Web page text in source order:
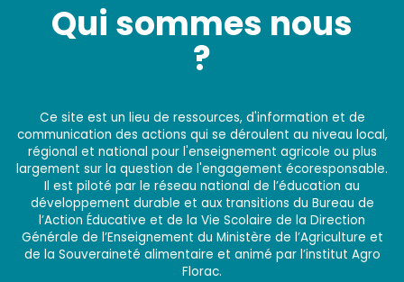
Qui sommes nous
?
Ce site est un lieu de ressources, d'information et de
communication des actions qui se déroulent au niveau local,
régional et national pour l'enseignement agricole ou plus
largement sur la question de l'engagement écoresponsable.
Il est piloté par le réseau national de l’éducation au
développement durable et aux transitions du Bureau de
l’Action Éducative et de la Vie Scolaire de la Direction
Générale de l’Enseignement du Ministère de l’Agriculture et
de la Souveraineté alimentaire et animé par l’institut Agro
Florac.